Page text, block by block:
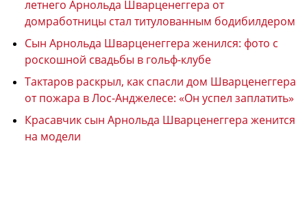
летнего Арнольда Шварценеггера от
домработницы стал титулованным бодибилдером
Сын Арнольда Шварценеггера женился: фото с
роскошной свадьбы в гольф-клубе
Тактаров раскрыл, как спасли дом Шварценеггера
от пожара в Лос-Анджелесе: «Он успел заплатить»
Красавчик сын Арнольда Шварценеггера женится
на модели